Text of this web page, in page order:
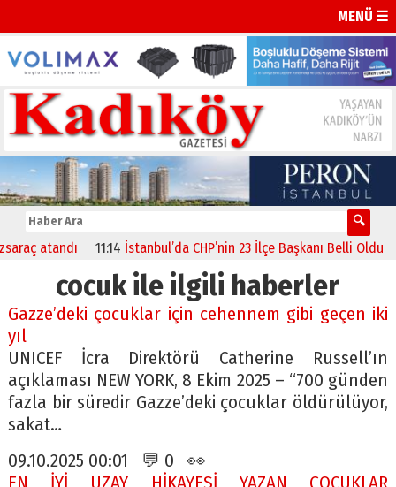
MENÜ ☰
11:14 İstanbul’da CHP’nin 23 İlçe Başkanı Belli Oldu 13:52
cocuk ile ilgili haberler
Gazze’deki çocuklar için cehennem gibi geçen iki
yıl
UNICEF İcra Direktörü Catherine Russell’ın
açıklaması NEW YORK, 8 Ekim 2025 – “700 günden
fazla bir süredir Gazze’deki çocuklar öldürülüyor,
sakat…
09.10.2025 00:01 💬 0 👀